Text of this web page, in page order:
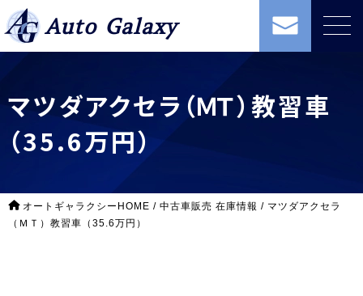
Auto Galaxy
マツダアクセラ（ＭＴ）教習車
（35.6万円）
オートギャラクシーHOME / 中古車販売 在庫情報 / マツダアクセラ
（ＭＴ）教習車（35.6万円）